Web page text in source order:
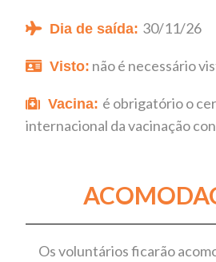
Dia de saída: 30/11/26
Visto: não é necessário
Vacina: é obrigatório o
internacional da vacinação
Os voluntários ficarão